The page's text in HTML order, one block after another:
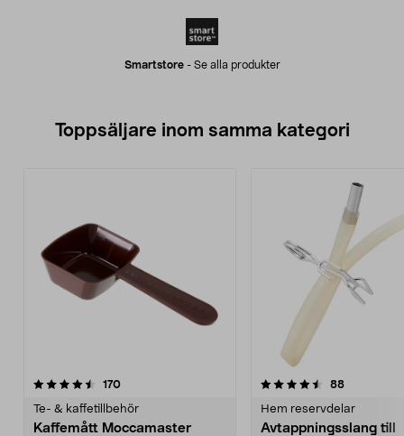
Smartstore- Se alla produkter
Toppsäljare inom samma kategori
170recensioner
Te- & kaffetillbehör
Kaffemått Moccamaster
4.5 av 5 stjärnor 88recensioner
Hem reservdelar
Avtappningsslang till
4.5 av 5 stjärnor